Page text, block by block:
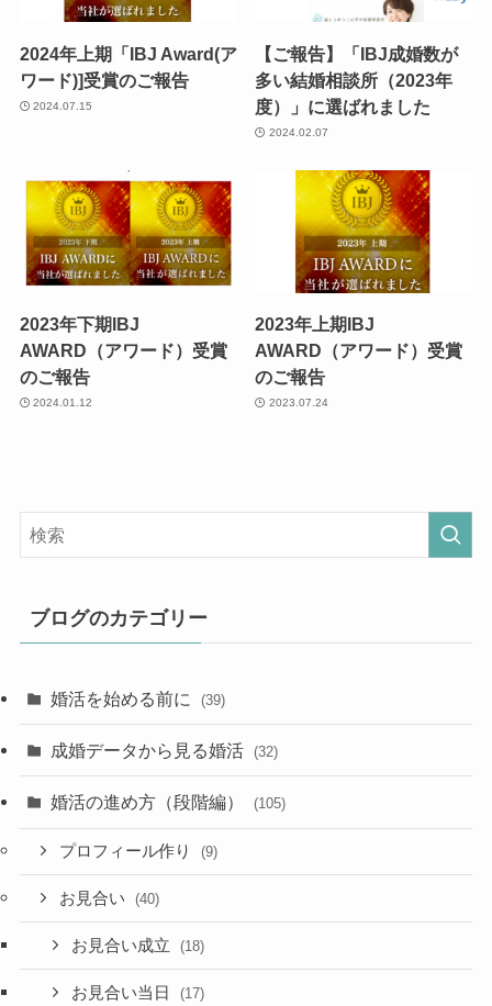
2024年上期「IBJ Award(ア
ワード)]受賞のご報告
2024.07.15
【ご報告】「IBJ成婚数が
多い結婚相談所（2023年
度）」に選ばれました
2024.02.07
2023年下期IBJ
AWARD（アワード）受賞
のご報告
2024.01.12
2023年上期IBJ
AWARD（アワード）受賞
のご報告
2023.07.24
ブログのカテゴリー
婚活を始める前に (39)
成婚データから見る婚活 (32)
婚活の進め方（段階編） (105)
プロフィール作り (9)
お見合い (40)
お見合い成立 (18)
お見合い当日 (17)